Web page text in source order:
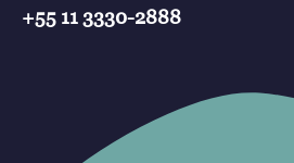
+55 11 3330-2888